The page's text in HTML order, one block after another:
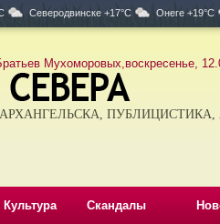
Северодвинске +17°C Онеге +19°C
Мухоморовых,воскресенье,
Культура Скандалы